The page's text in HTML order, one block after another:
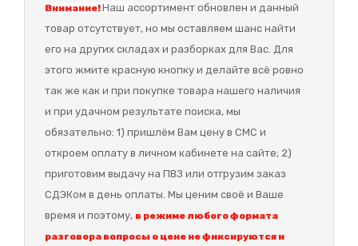
Внимание!Наш ассортимент обновлен и данный
товар отсутствует, но мы оставляем шанс найти
его на других складах и разборках для Вас. Для
этого жмите красную кнопку и делайте всё ровно
так же как и при покупке товара нашего наличия
и при удачном результате поиска, мы
обязательно: 1) пришлём Вам цену в СМС и
откроем оплату в личном кабинете на сайте; 2)
приготовим выдачу на ПВЗ или отгрузим заказ
СДЭКом в день оплаты. Мы ценим своё и Ваше
время и поэтому, в режиме любого формата
разговора вопросы о цене не фиксируются и